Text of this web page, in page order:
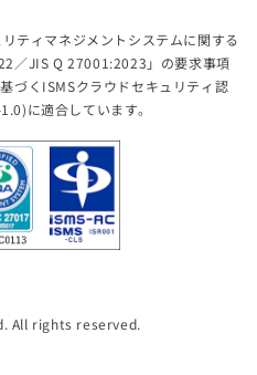
ティマネジメントシステムに関する
／JIS Q 27001:2023」の要求事項
づくISMSクラウドセキュリティ認
に適合しています。
All rights reserved.